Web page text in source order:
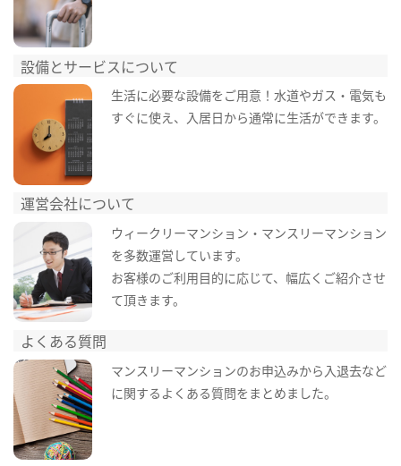
設備とサービスについて
生活に必要な設備をご用意！水道やガス・電気も
すぐに使え、入居日から通常に生活ができます。
運営会社について
ウィークリーマンション・マンスリーマンション
を多数運営しています。
お客様のご利用目的に応じて、幅広くご紹介させ
て頂きます。
よくある質問
マンスリーマンションのお申込みから入退去など
に関するよくある質問をまとめました。